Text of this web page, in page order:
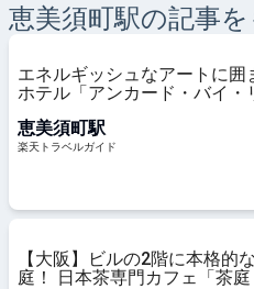
恵美須町駅の記事
エネルギッシュなアートに囲
ホテル「アンカード・バイ・
ル】
恵美須町駅
楽天トラベルガイド
【大阪】ビルの2階に本格的
庭！ 日本茶専門カフェ「茶庭